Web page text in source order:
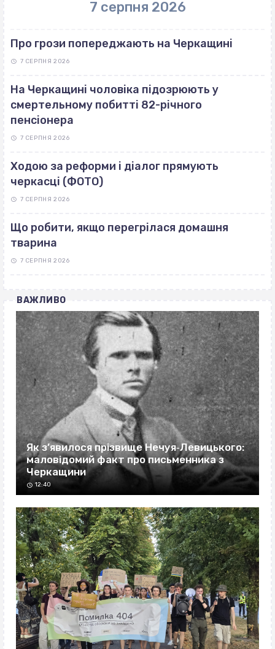
7 серпня 2026
Про грози попереджають на Черкащині
7 СЕРПНЯ 2026
На Черкащині чоловіка підозрюють у
смертельному побитті 82-річного
пенсіонера
7 СЕРПНЯ 2026
Ходою за реформи і діалог прямують
черкасці (ФОТО)
7 СЕРПНЯ 2026
Що робити, якщо перегрілася домашня
тварина
7 СЕРПНЯ 2026
ВАЖЛИВО
Як з’явилося прізвище Нечуя‐Левицького:
маловідомий факт про письменника з
Черкащини
12:40